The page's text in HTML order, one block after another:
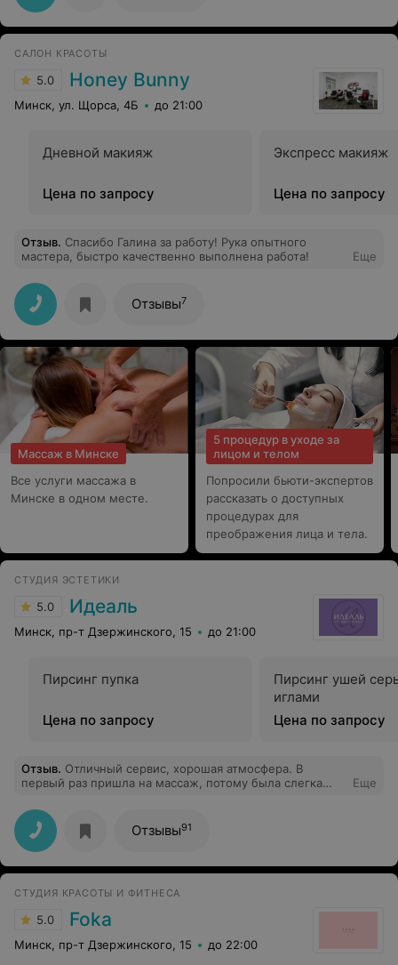
САЛОН КРАСОТЫ
5.0 Honey Bunny
Минск, ул. Щорса, 4Б до 21:00
Дневной макияж
Цена по запросу
Экспресс макияж
Цена по запросу
Отзыв. Спасибо Галина за работу! Рука опытного
мастера, быстро качественно выполнена работа!
Еще
Отзывы7
Массаж в Минске
Все услуги массажа в
Минске в одном месте.
5 процедур в уходе за
лицом и телом
Попросили бьюти-экспертов
рассказать о доступных
процедурах для
преображения лица и тела.
СТУДИЯ ЭСТЕТИКИ
5.0 Идеаль
Минск, пр-т Дзержинского, 15 до 21:00
Пирсинг пупка
Цена по запросу
Пирсинг ушей
иглами
Цена по запросу
Отзыв. Отличный сервис, хорошая атмосфера. В
первый раз пришла на массаж, потому была слегка
располагает к себе и знающий своё дело мастер.
Сразу всё рассказал, спросил. :) И очень милая
девушка на ресепшене!
Еще
Отзывы91
СТУДИЯ КРАСОТЫ И ФИТНЕСА
5.0 Foka
Минск, пр-т Дзержинского, 15 до 22:00